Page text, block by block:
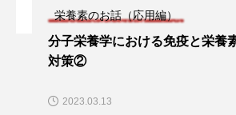
クロム グルタミン ケイ素
パントテン酸
栄養素のお話（応用編）
分子栄養学における免疫と栄養素の基本
2023.03.13